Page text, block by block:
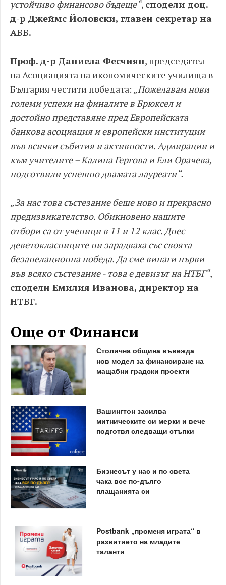
устойчиво финансово бъдеще“, сподели доц.
д-р Джеймс Йоловски, главен секретар на
АББ.
Проф. д-р Даниела Фесчиян, председател
на Асоциацията на икономическите училища в
България честити победата: „Пожелавам нови
големи успехи на финалите в Брюксел и
достойно представяне пред Европейската
банкова асоциация и европейски институции
във всички събития и активности. Адмирации и
към учителите – Калина Гергова и Ели Орачева,
подготвили успешно двамата лауреати“.
„За нас това състезание беше ново и прекрасно
предизвикателство. Обикновено нашите
отбори са от ученици в 11 и 12 клас. Днес
деветокласниците ни зарадваха със своята
безапелационна победа. Да сме винаги първи
във всяко състезание - това е девизът на НТБГ“,
сподели Емилия Иванова, директор на
НТБГ.
Още от Финанси
Столична община въвежда
нов модел за финансиране на
мащабни градски проекти
Вашингтон засилва
митническите си мерки и вече
подготвя следващи стъпки
Бизнесът у нас и по света
чака все по-дълго
плащанията си
Postbank „променя играта“ в
развитието на младите
таланти